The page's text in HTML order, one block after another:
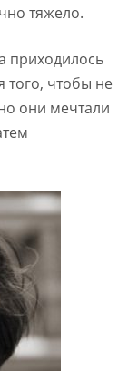
тяжело.
приходилось
того, чтобы не
они мечтали